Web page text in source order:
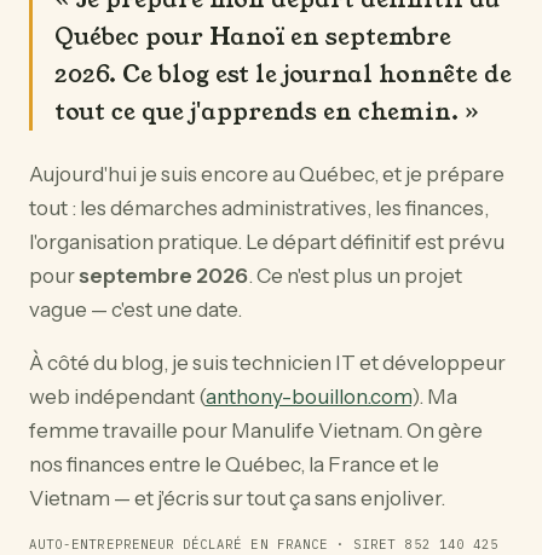
Québec pour Hanoï en septembre
2026. Ce blog est le journal honnête de
tout ce que j'apprends en chemin. »
Aujourd'hui je suis encore au Québec, et je prépare
tout : les démarches administratives, les finances,
l'organisation pratique. Le départ définitif est prévu
pourseptembre 2026. Ce n'est plus un projet
vague — c'est une date.
À côté du blog, je suis technicien IT et développeur
web indépendant (anthony-bouillon.com). Ma
femme travaille pour Manulife Vietnam. On gère
nos finances entre le Québec, la France et le
Vietnam — et j'écris sur tout ça sans enjoliver.
AUTO-ENTREPRENEUR DÉCLARÉ EN FRANCE · SIRET 852 140 425